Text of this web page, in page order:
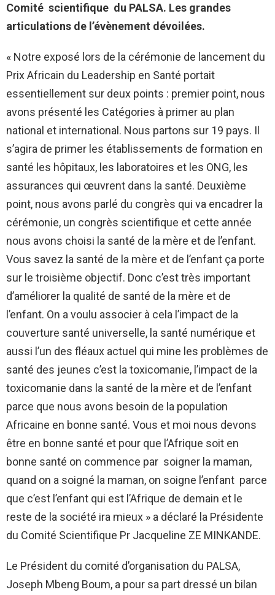
Comité scientifique du PALSA. Les grandes
articulations de l’évènement dévoilées.
« Notre exposé lors de la cérémonie de lancement du
Prix Africain du Leadership en Santé portait
essentiellement sur deux points : premier point, nous
avons présenté les Catégories à primer au plan
national et international. Nous partons sur 19 pays. Il
s’agira de primer les établissements de formation en
santé les hôpitaux, les laboratoires et les ONG, les
assurances qui œuvrent dans la santé. Deuxième
point, nous avons parlé du congrès qui va encadrer la
cérémonie, un congrès scientifique et cette année
nous avons choisi la santé de la mère et de l’enfant.
Vous savez la santé de la mère et de l’enfant ça porte
sur le troisième objectif. Donc c’est très important
d’améliorer la qualité de santé de la mère et de
l’enfant. On a voulu associer à cela l’impact de la
couverture santé universelle, la santé numérique et
aussi l’un des fléaux actuel qui mine les problèmes de
santé des jeunes c’est la toxicomanie, l’impact de la
toxicomanie dans la santé de la mère et de l’enfant
parce que nous avons besoin de la population
Africaine en bonne santé. Vous et moi nous devons
être en bonne santé et pour que l’Afrique soit en
bonne santé on commence par soigner la maman,
quand on a soigné la maman, on soigne l’enfant parce
que c’est l’enfant qui est l’Afrique de demain et le
reste de la société ira mieux » a déclaré la Présidente
du Comité Scientifique Pr Jacqueline ZE MINKANDE.
Le Président du comité d’organisation du PALSA,
Joseph Mbeng Boum, a pour sa part dressé un bilan